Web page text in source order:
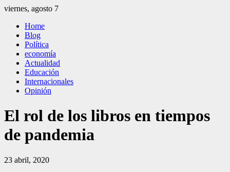
Saltar
contenido
viernes, agosto 7
El Independiente
El independiente Libre y Transparente
Home
Blog
Política
economía
Actualidad
Educación
Internacionales
Opinión
El rol de los libros en tiempos
de pandemia
23 abril, 2020